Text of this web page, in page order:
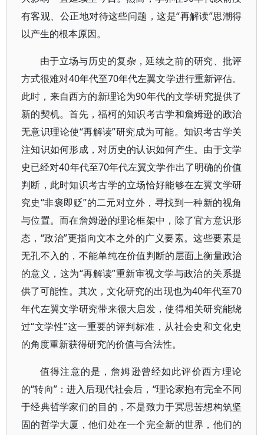
有客观、公正地对待这些问题，这是“再解读”思潮得
以产生的根本原因。
由于立场与历史的复杂，延续之前的研究、批评
方式很难对40年代至70年代左翼文学进行重新评估。
此时，来自西方的新理论为90年代的文学研究提供了
新的契机。首先，福柯的知识考古学和詹姆逊的政治
无意识理论使“再解读”研究成为可能。知识考古学关
注知识如何形成，对历史的认识如何产生。由于文学
史已经对40年代至70年代左翼文学作出了明确的价值
判断，此时知识考古学的立场恰好能够在左翼文学研
究史“非褒即贬”的二元对立外，寻找到一种新的视角
与位置。而在詹姆逊的理论框架中，除了官方意识形
态，“政治”更指向文本之外的广义要素。这些要素是
无孔不入的，不能单纯在价值判断的层面上衡量政治
的意义，这为“再解读”重新审视文学与政治的关系提
供了可能性。其次，文化研究的出现也为40年代至70
年代左翼文学研究带来很大启发，使得相关研究能绕
过“文学性”这一重要的评判标准，从社会史和文化史
的角度重新获得研究的价值与合法性。
值得注意的是，詹姆逊曾经如此评价西方理论
的“转向”：进入后现代社会后，“理论家抱有完全不同
于经典哲学家们的目的，不是致力于冥思苦想构筑坚
固的哲学大厦，他们处在一个完全新的世界，他们的